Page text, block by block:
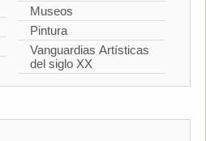
Museos
Pintura
Vanguardias Artísticas
del siglo XX